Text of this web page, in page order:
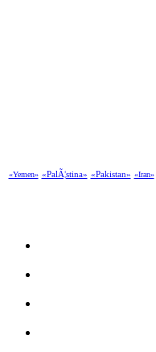
«Yemen» «PalÃ¦stina» «Pakistan» «Iran»